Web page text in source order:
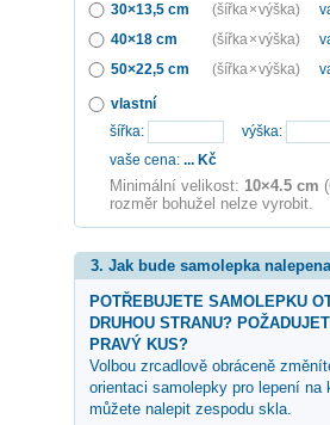
30×13,5 cm
(šířka × výška)
40×18 cm
(šířka × výška)
50×22,5 cm
(šířka × výška)
vlastní
šířka:
výška:
vaše cena: ... Kč
Minimální velikost: 10×4.5 cm
rozměr bohužel nelze vyrobit.
3. Jak bude samolepka
POTŘEBUJETE SAMOLEPKU
DRUHOU STRANU?
PRAVÝ KUS?
Volbou zrcadlově obráceně
orientaci samolepky pro lepení na
můžete nalepit zespodu skla.